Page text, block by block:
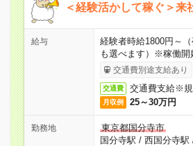
＜経験活かして稼ぐ＞
給与
経験者時給1800円～
も選べます）※稼働開
交通費別途支給あり
交通費 交通費支給※
月収例 25～30万円
勤務地
東京都国分寺市
国分寺駅 / 西国分寺駅